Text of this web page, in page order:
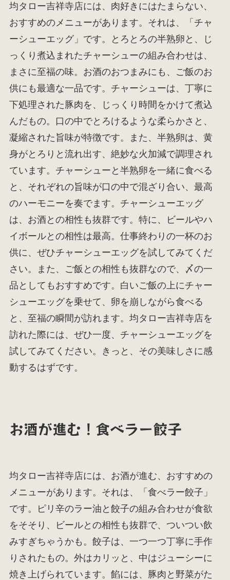
均タロー吉祥寺店には、肉好きにはたまらない、
おすすめのメニューがあります。それは、「チャ
ーシューエッグ」です。とろとろの半熟卵と、じ
っくり煮込まれたチャーシューの組み合わせは、
まさに至福の味。お酒のおつまみにも、ご飯のお
供にも最適な一品です。チャーシューは、丁寧に
下処理された豚肉を、じっくり時間をかけて煮込
んだもの。口の中でとろけるような柔らかさと、
凝縮された旨味が特徴です。また、半熟卵は、黄
身がとろりと流れ出す、絶妙な火加減で調理され
ています。チャーシューと半熟卵を一緒に食べる
と、それぞれの旨味が口の中で混ざり合い、最高
のハーモニーを奏でます。チャーシューエッグ
は、お酒との相性も抜群です。特に、ビールやハ
イボールとの相性は最高。仕事終わりの一杯のお
供に、ぜひチャーシューエッグを試してみてくだ
さい。また、ご飯との相性も抜群なので、〆の一
品としてもおすすめです。白いご飯の上にチャー
シューエッグを乗せて、卵を崩しながら食べる
と、至福の瞬間が訪れます。均タロー吉祥寺店を
訪れた際には、ぜひ一度、チャーシューエッグを
試してみてください。きっと、その美味しさに感
動するはずです。
お酒が進む！食べラー餃子
均タロー吉祥寺店には、お酒が進む、おすすめの
メニューがあります。それは、「食べラー餃子」
です。ピリ辛のラー油と餃子の組み合わせが食欲
をそそり、ビールとの相性も抜群で、ついつい飲
みすぎちゃうかも。餃子は、一つ一つ丁寧に手作
りされたもの。外はカリッと、中はジューシーに
焼き上げられています。餡には、豚肉と野菜がた